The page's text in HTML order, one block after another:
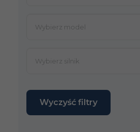
Wyczyść filtry